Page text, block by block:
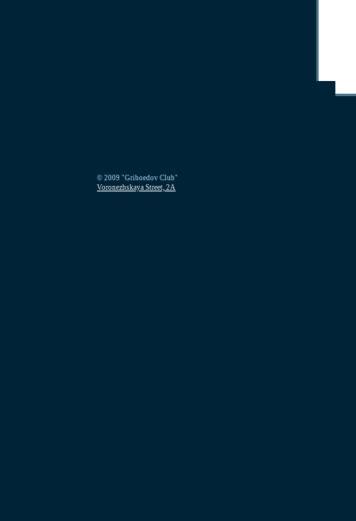
© 2009 "Griboedov Club"
Voronezhskaya Street, 2A